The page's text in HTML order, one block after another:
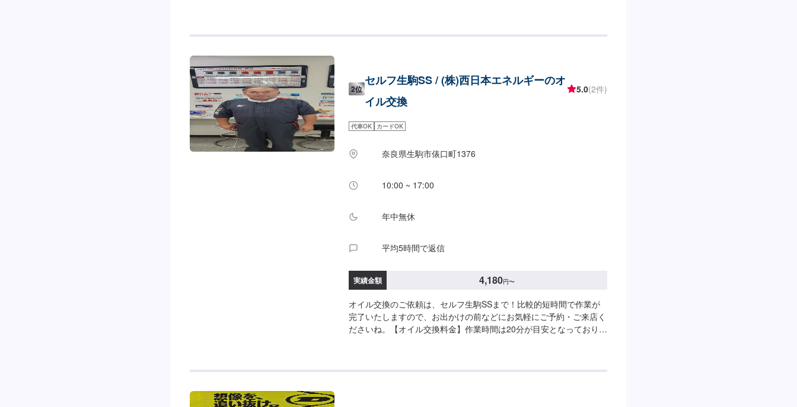
種に対応）・10W-30▶︎1,540円（幅広い車種に対応）<ディーゼル車
用>・5W-30▶︎1,920円（DPF装置ディーゼル乗用車）・10W-
30▶︎1,700円（DPF装置ディーゼルトラック・バス）-----------その他
1,650円〜／台
2位
セルフ生駒SS / (株)西日本エネルギーのオ
イル交換
5.0(2件)
代車OK カードOK
奈良県生駒市俵口町1376
10:00 ~ 17:00
年中無休
平均5時間で返信
実績金額 4,180円〜
オイル交換のご依頼は、セルフ生駒SSまで！比較的短時間で作業が
完了いたしますので、お出かけの前などにお気軽にご予約・ご来店く
ださいね。【オイル交換料金】作業時間は20分が目安となっておりま